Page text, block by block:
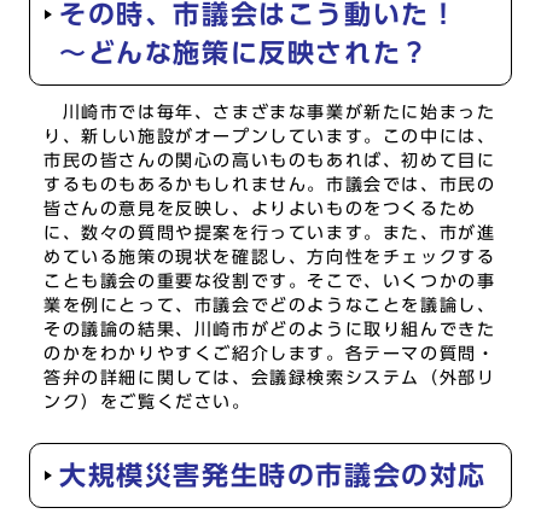
その時、市議会はこう動いた！
～どんな施策に反映された？
川崎市では毎年、さまざまな事業が新たに始まった
り、新しい施設がオープンしています。この中には、
市民の皆さんの関心の高いものもあれば、初めて目に
するものもあるかもしれません。市議会では、市民の
皆さんの意見を反映し、よりよいものをつくるため
に、数々の質問や提案を行っています。また、市が進
めている施策の現状を確認し、方向性をチェックする
ことも議会の重要な役割です。そこで、いくつかの事
業を例にとって、市議会でどのようなことを議論し、
その議論の結果、川崎市がどのように取り組んできた
のかをわかりやすくご紹介します。各テーマの質問・
答弁の詳細に関しては、会議録検索システム（外部リ
ンク）をご覧ください。
大規模災害発生時の市議会の対応